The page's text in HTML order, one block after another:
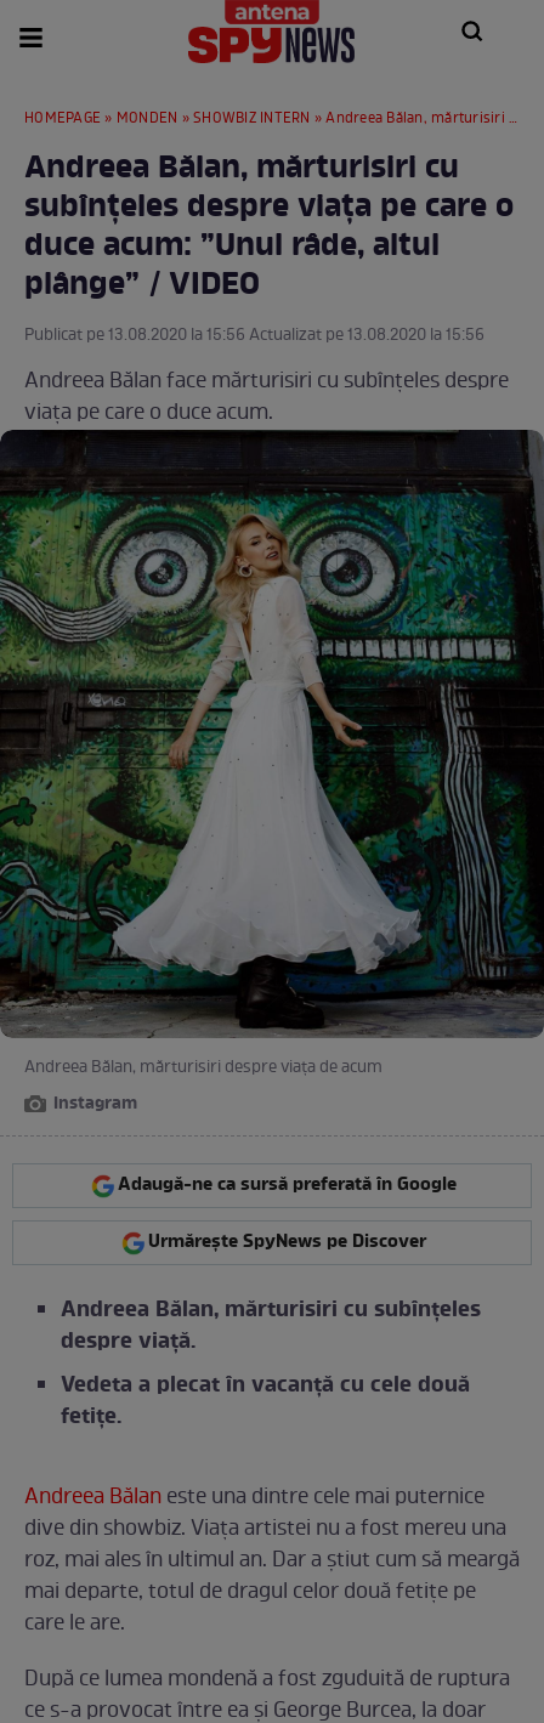
HOMEPAGE » MONDEN »SHOWBIZ INTERN » Andreea Bălan, mărturisiri cu subînțeles despre viața pe care o duce acum: ”Unul râde, altul plânge” / VIDEO
Andreea Bălan, mărturisiri cu
subînțeles despre viața pe care o
duce acum: ”Unul râde, altul
plânge” / VIDEO
Publicat pe 13.08.2020 la 15:56 Actualizat pe 13.08.2020 la 15:56
Andreea Bălan face mărturisiri cu subînțeles despre
viața pe care o duce acum.
Andreea Bălan, mărturisiri despre viața de acum
Instagram
Adaugă-ne ca sursă preferată în Google
Urmărește SpyNews pe Discover
Andreea Bălan, mărturisiri cu subînțeles
despre viață.
Vedeta a plecat în vacanță cu cele două
fetițe.
Andreea Bălaneste una dintre cele mai puternice
dive din showbiz. Viața artistei nu a fost mereu una
roz, mai ales în ultimul an. Dar a știut cum să meargă
mai departe, totul de dragul celor două fetițe pe
care le are.
După ce lumea mondenă a fost zguduită de ruptura
ce s-a provocat între ea și George Burcea, la doar